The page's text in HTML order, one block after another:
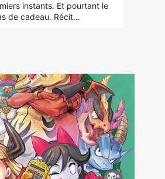
instants. Et pourtant le
de cadeau. Récit…